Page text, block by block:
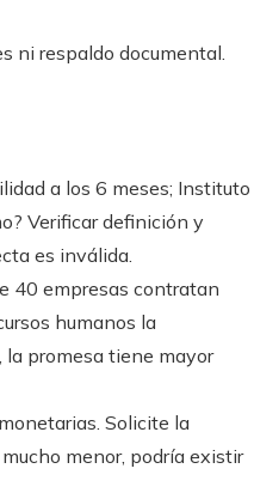
ni respaldo documental.
a los 6 meses; Instituto
Verificar definición y
es inválida.
40 empresas contratan
humanos la
la promesa tiene mayor
Solicite la
menor, podría existir